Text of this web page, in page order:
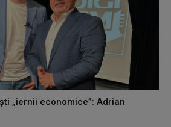
„iernii economice”: Adrian